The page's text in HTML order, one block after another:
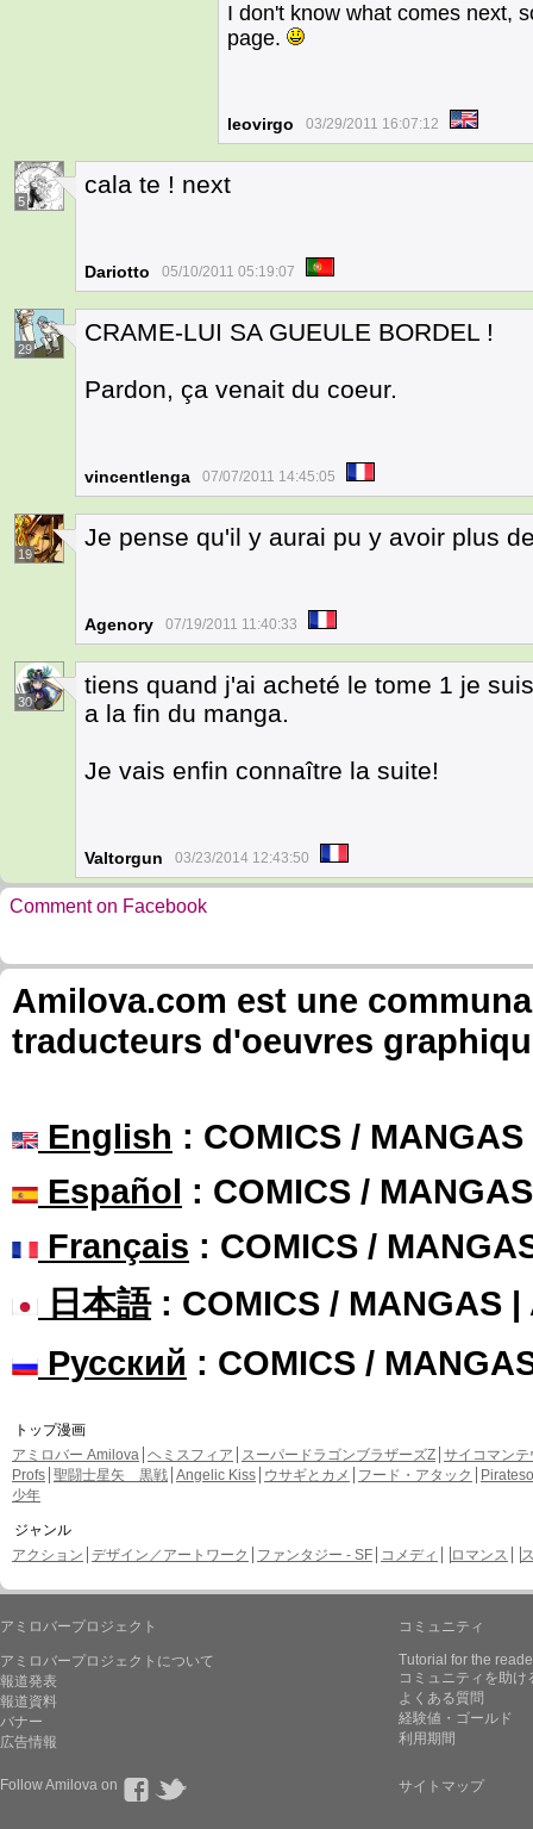
I don't know what comes next,
page.
leovirgo 03/29/2011 16:07:12
5
cala te ! next
Dariotto 05/10/2011 05:19:07
29
CRAME-LUI SA GUEULE BORDEL !
Pardon, ça venait du coeur.
vincentlenga 07/07/2011 14:45:05
19
Je pense qu'il y aurai pu y avoir plus
Agenory 07/19/2011 11:40:33
30
tiens quand j'ai acheté le tome 1 je
a la fin du manga.
Je vais enfin connaître la suite!
Valtorgun 03/23/2014 12:43:50
Comment on Facebook
Amilova.com est une
traducteurs d'oeuvres
English : COMICS /
Español : COMICS /
Français : COMICS /
日本語: COMICS / MANGAS |
Русский : COMICS /
トップ漫画
アミロバー Amilova ヘミスフィア スーパードラゴンブラザーズZ サイコマンテ
Profs 聖闘士星矢 黒戦 Angelic Kiss ウサギとカメ フード・アタック
少年
ジャンル
アクション デザイン／アートワーク ファンタジー - SF コメディ ロマンス
アミロバープロジェクト
アミロバープロジェクトについて
報道発表
報道資料
バナー
広告情報
コミュニティ
Tutorial for the
コミュニティを助け
よくある質問
経験値・ゴールド
利用期間
Follow Amilova on サイトマップ